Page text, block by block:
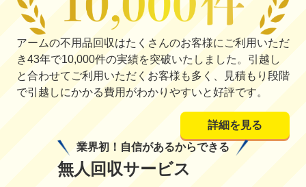
アームの不用品回収はたくさんのお客様にご利用いただ
き43年で10,000件の実績を突破いたしました。引越し
と合わせてご利用いただくお客様も多く、見積もり段階
で引越しにかかる費用がわかりやすいと好評です。
詳細を見る
業界初！自信があるからできる
無人回収サービス